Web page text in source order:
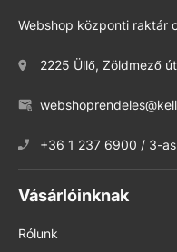
Webshop központi raktár
2225 Üllő, Zöldmező
+36 1 237 6900 / 3-
Vásárlóinknak
Rólunk